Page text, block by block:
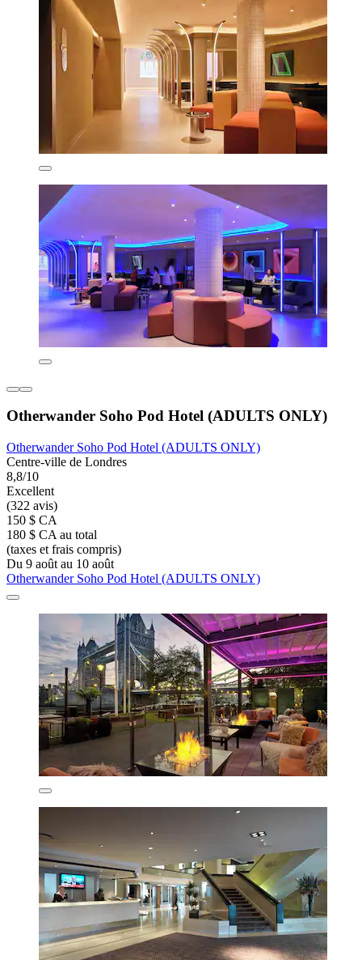
Otherwander Soho Pod Hotel (ADULTS ONLY)
Otherwander Soho Pod Hotel (ADULTS ONLY)
Centre-ville de Londres
8,8/10
Excellent
(322 avis)
150 $ CA
180 $ CA au total
(taxes et frais compris)
Du 9 août au 10 août
Otherwander Soho Pod Hotel (ADULTS ONLY)